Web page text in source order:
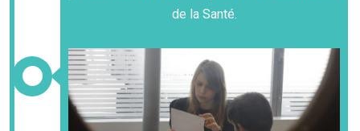
de la Santé.